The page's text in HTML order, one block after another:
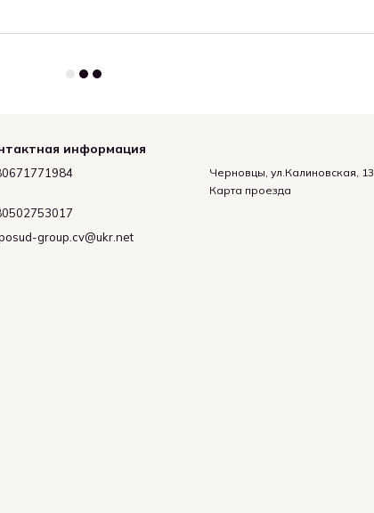
информация
group.cv@ukr.net
Черновцы, ул.Калиновская, 13
Карта проезда